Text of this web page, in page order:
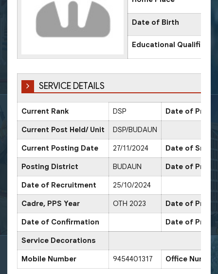
Date of Birth
Educational
SERVICE DETAILS
Current Rank DSP Date of
Current Post Held/ Unit DSP/BUDAUN
Current Posting Date 27/11/2024 Date of Sr.
Posting District BUDAUN Date of
Date of Recruitment 25/10/2024
Cadre, PPS Year OTH 2023 Date of
Date of Confirmation Date of
Service Decorations
Mobile Number 9454401317 Office Number